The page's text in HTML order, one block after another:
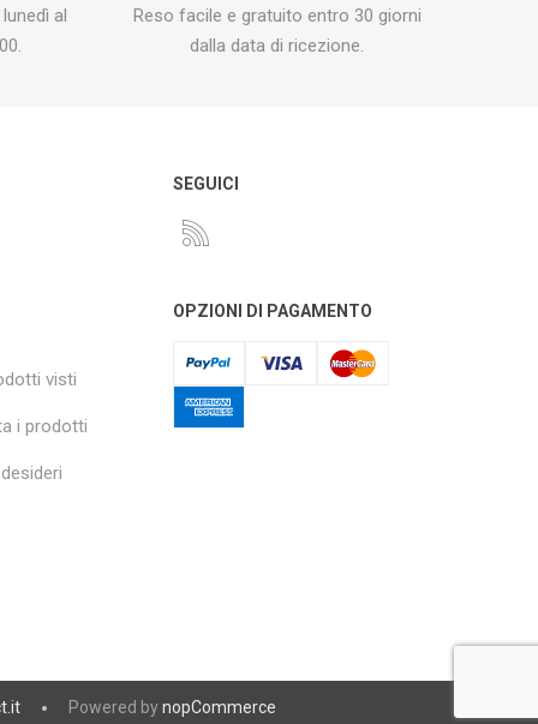
al
Reso facile e gratuito entro 30 giorni
dalla data di ricezione.
visti
i prodotti
SEGUICI
OPZIONI DI PAGAMENTO
Powered bynopCommerce